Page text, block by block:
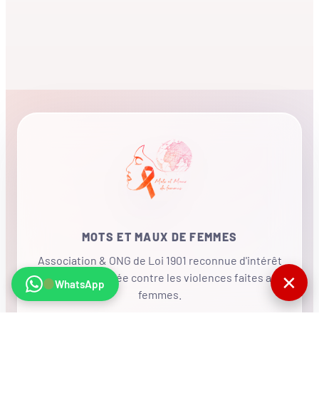
MOTS ET MAUX DE FEMMES
Association & ONG de Loi 1901 reconnue d'intérêt
général, mobilisée contre les violences faites aux
femmes.
WhatsApp ✕